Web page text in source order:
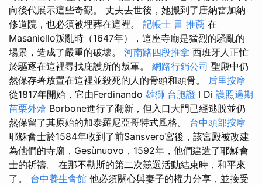
向後代展示這些奇觀。 丈夫去世後，她搬到了唐納雷加納
修道院，也必須被埋葬在這裡。 記帳士 書 推薦 在
Masaniello叛亂時（1647年），這座寺廟是猛烈的騷亂的
場景，造成了嚴重的破壞。 河南路四段推拿 西班牙人正忙
於驅逐在這裡尋找庇護所的叛軍。 網路行銷公司 聖殿中仍
然保存著放置在這裡並殺死的人的骨頭和頭骨。 后里按摩
從1817年開始，它由Ferdinando 雄獅 台胞證 I Di 護照過期
苗栗外燴 Borbone進行了翻新，但入口大門已經逃脫並仍
然保留了其原始的加泰羅尼亞哥特式風格。 台中頭部按摩
耶穌會士於1584年收到了前Sansvero宮後，該宮殿被改建
為他們的寺廟，Gesùnuovo，1592年，他們建造了耶穌會
士的祈禱。 在那不勒斯的第二次競選活動結束時，和平來
了。 台中養生會館 他必須關心與妻子的權力分享，並接受